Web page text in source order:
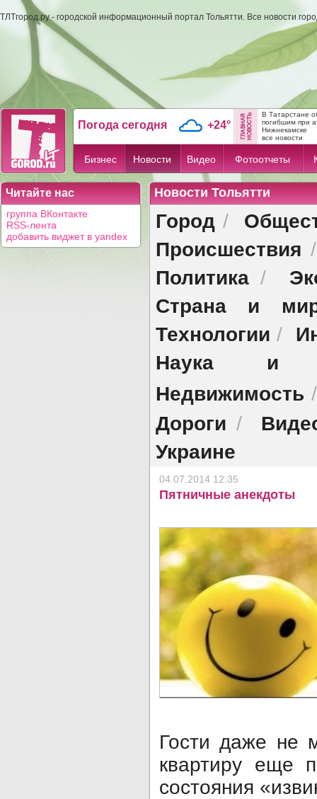
ТЛТгород.ру - городской информационный портал Тольятти. Все новости
Погода сегодня +24°
В Татарстане
погибшим при
Нижнекамске
все новости
Бизнес Новости Видео Фотоотчеты
Читайте нас
группа ВКонтакте
RSS-лента
добавить виджет в yandex
Новости Тольятти
Город /
Происшествия
Политика /
Страна и
Технологии /
Наука и
Недвижимость
Дороги /
Украине
04.07.2014 12:35
Пятничные анекдоты
Гости даже не
квартиру еще
состояния